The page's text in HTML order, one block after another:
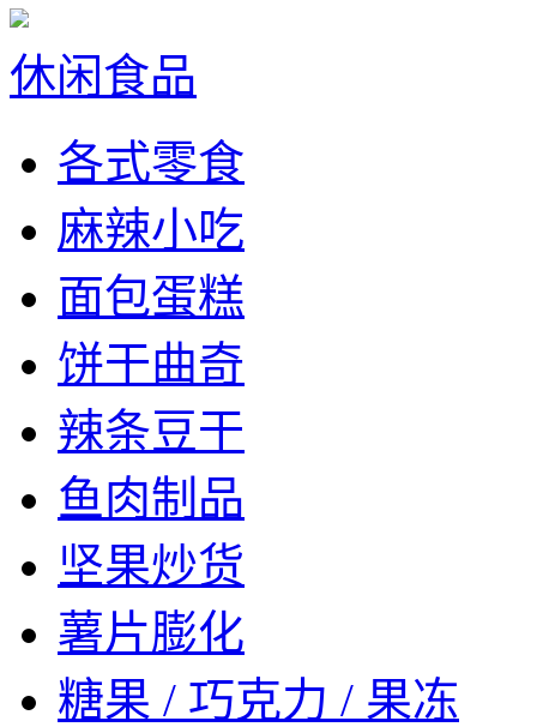
休闲食品
各式零食
麻辣小吃
面包蛋糕
饼干曲奇
辣条豆干
鱼肉制品
坚果炒货
薯片膨化
糖果 / 巧克力 / 果冻